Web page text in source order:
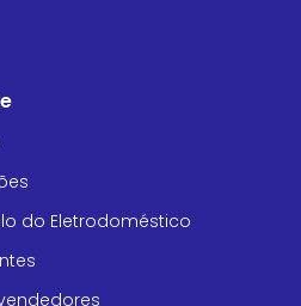
do Eletrodoméstico